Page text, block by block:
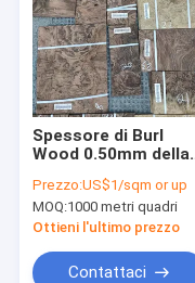
Spessore di Burl
Wood 0.50mm della
dell'umidità di 12%
Prezzo:US$1/sqm or up
MOQ:1000 metri quadri
Ottieni l'ultimo prezzo
Contattaci